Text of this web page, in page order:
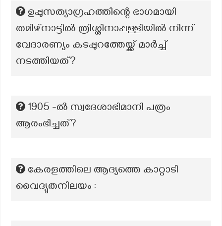
ഉപ്പുസത്യാഗ്രഹത്തിന്റെ ഭാഗമായി
തമിഴ്നാട്ടിൽ ത്രിശ്ശിനാപ്പള്ളിയിൽ നിന്ന്
വേദാരണ്യം കടപ്പുറത്തേയ്ക്ക് മാർച്ച്
നടത്തിയത്?
1905 -ൽ സ്വദേശാഭിമാനി പത്രം
ആരംഭിച്ചത്?
കേരളത്തിലെ ആദ്യത്തെ കാറ്റാടി
വൈദ്യുതനിലയം :